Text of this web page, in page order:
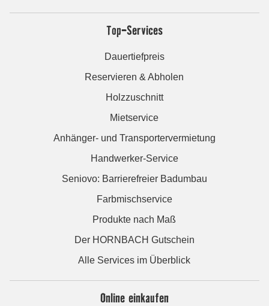
Top-Services
Dauertiefpreis
Reservieren & Abholen
Holzzuschnitt
Mietservice
Anhänger- und Transportervermietung
Handwerker-Service
Seniovo: Barrierefreier Badumbau
Farbmischservice
Produkte nach Maß
Der HORNBACH Gutschein
Alle Services im Überblick
Online einkaufen